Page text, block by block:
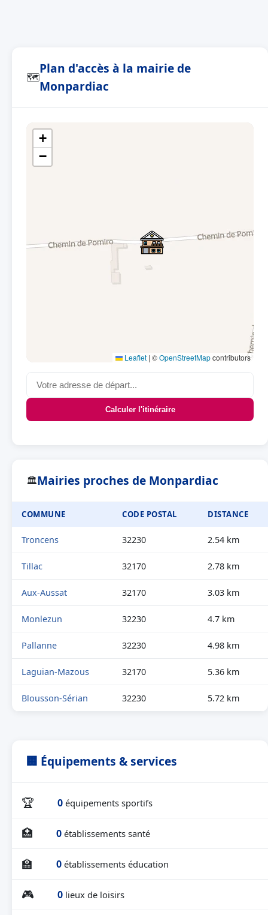
🗺
Plan d'accès à la mairie de
Monpardiac
+
−
Leaflet | ©OpenStreetMapcontributors
Calculer l'itinéraire
🏛Mairies proches de Monpardiac
COMMUNE CODE POSTAL DISTANCE
Troncens 32230 2.54 km
Tillac 32170 2.78 km
Aux-Aussat 32170 3.03 km
Monlezun 32230 4.7 km
Pallanne 32230 4.98 km
Laguian-Mazous 32170 5.36 km
Blousson-Sérian 32230 5.72 km
🏢 Équipements & services
🏆 0 équipements sportifs
🏥 0 établissements santé
🏫 0 établissements éducation
🎮 0 lieux de loisirs